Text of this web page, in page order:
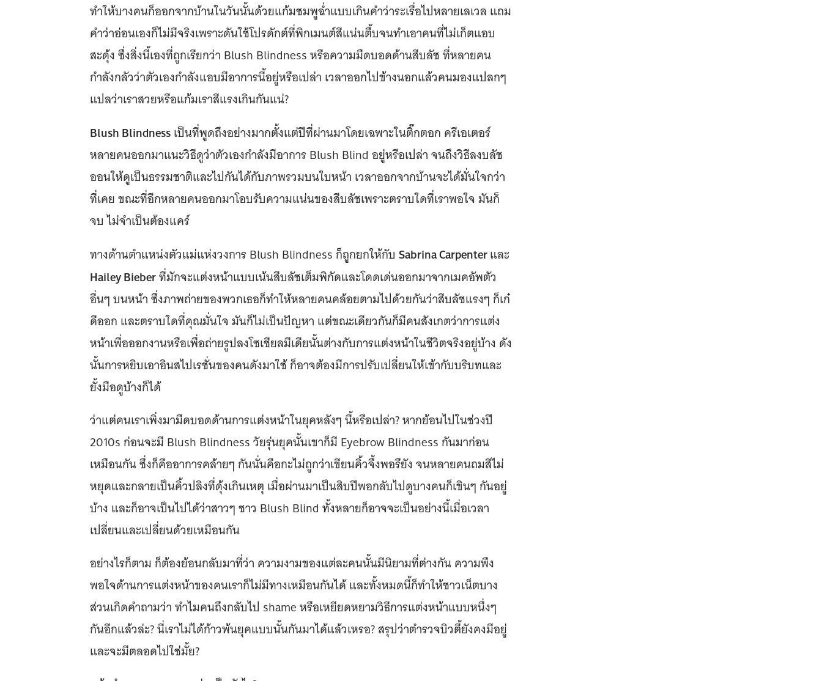
ทำให้บางคนก็ออกจากบ้านในวันนั้นด้วยแก้มชมพูฉ่ำแบบเกินคำว่าระเรื่อไปหลายเลเวล แถม
คำว่าอ่อนเองก็ไม่มีจริงเพราะดันใช้โปรดักต์ที่พิกเมนต์สีแน่นตึ้บจนทำเอาคนที่ไม่เก็ตแอบ
สะดุ้ง ซึ่งสิ่งนี้เองที่ถูกเรียกว่า Blush Blindness หรือความมืดบอดด้านสีบลัช ที่หลายคน
กำลังกลัวว่าตัวเองกำลังแอบมีอาการนี้อยู่หรือเปล่า เวลาออกไปข้างนอกแล้วคนมองแปลกๆ
แปลว่าเราสวยหรือแก้มเราสีแรงเกินกันแน่?
Blush Blindnessเป็นที่พูดถึงอย่างมากตั้งแต่ปีที่ผ่านมาโดยเฉพาะในติ๊กตอก ครีเอเตอร์
หลายคนออกมาแนะวิธีดูว่าตัวเองกำลังมีอาการ Blush Blind อยู่หรือเปล่า จนถึงวิธีลงบลัช
ออนให้ดูเป็นธรรมชาติและไปกันได้กับภาพรวมบนใบหน้า เวลาออกจากบ้านจะได้มั่นใจกว่า
ที่เคย ขณะที่อีกหลายคนออกมาโอบรับความแน่นของสีบลัชเพราะตราบใดที่เราพอใจ มันก็
จบ ไม่จำเป็นต้องแคร์
ทางด้านตำแหน่งตัวแม่แห่งวงการ Blush Blindness ก็ถูกยกให้กับ Sabrina Carpenterและ
Hailey Bieberที่มักจะแต่งหน้าแบบเน้นสีบลัชเต็มพิกัดและโดดเด่นออกมาจากเมคอัพตัว
อื่นๆ บนหน้า ซึ่งภาพถ่ายของพวกเธอก็ทำให้หลายคนคล้อยตามไปด้วยกันว่าสีบลัชแรงๆ ก็เก๋
ดีออก และตราบใดที่คุณมั่นใจ มันก็ไม่เป็นปัญหา แต่ขณะเดียวกันก็มีคนสังเกตว่าการแต่ง
หน้าเพื่อออกงานหรือเพื่อถ่ายรูปลงโซเชียลมีเดียนั้นต่างกับการแต่งหน้าในชีวิตจริงอยู่บ้าง ดัง
นั้นการหยิบเอาอินสไปเรชั่นของคนดังมาใช้ ก็อาจต้องมีการปรับเปลี่ยนให้เข้ากับบริบทและ
ยั้งมือดูบ้างก็ได้
ว่าแต่คนเราเพิ่งมามืดบอดด้านการแต่งหน้าในยุคหลังๆ นี้หรือเปล่า? หากย้อนไปในช่วงปี
2010s ก่อนจะมี Blush Blindness วัยรุ่นยุคนั้นเขาก็มี Eyebrow Blindness กันมาก่อน
เหมือนกัน ซึ่งก็คืออาการคล้ายๆ กันนั่นคือกะไม่ถูกว่าเขียนคิ้วจึ้งพอรึยัง จนหลายคนถมสีไม่
หยุดและกลายเป็นคิ้วปลิงที่ดุ้งเกินเหตุ เมื่อผ่านมาเป็นสิบปีพอกลับไปดูบางคนก็เขินๆ กันอยู่
บ้าง และก็อาจเป็นไปได้ว่าสาวๆ ชาว Blush Blind ทั้งหลายก็อาจจะเป็นอย่างนี้เมื่อเวลา
เปลี่ยนและเปลี่ยนด้วยเหมือนกัน
อย่างไรก็ตาม ก็ต้องย้อนกลับมาที่ว่า ความงามของแต่ละคนนั้นมีนิยามที่ต่างกัน ความพึง
พอใจด้านการแต่งหน้าของคนเราก็ไม่มีทางเหมือนกันได้ และทั้งหมดนี้ก็ทำให้ชาวเน็ตบาง
ส่วนเกิดคำถามว่า ทำไมคนถึงกลับไป shame หรือเหยียดหยามวิธีการแต่งหน้าแบบหนึ่งๆ
กันอีกแล้วล่ะ? นี่เราไม่ได้ก้าวพ้นยุคแบบนั้นกันมาได้แล้วเหรอ? สรุปว่าตำรวจบิวตี้ยังคงมีอยู่
และจะมีตลอดไปใช่มั้ย?